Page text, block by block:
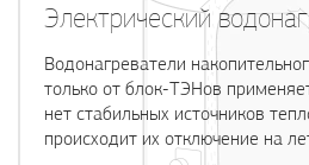
Электрический
Водонагреватели
только от блок-ТЭНов
нет стабильных источников
происходит их отключение на